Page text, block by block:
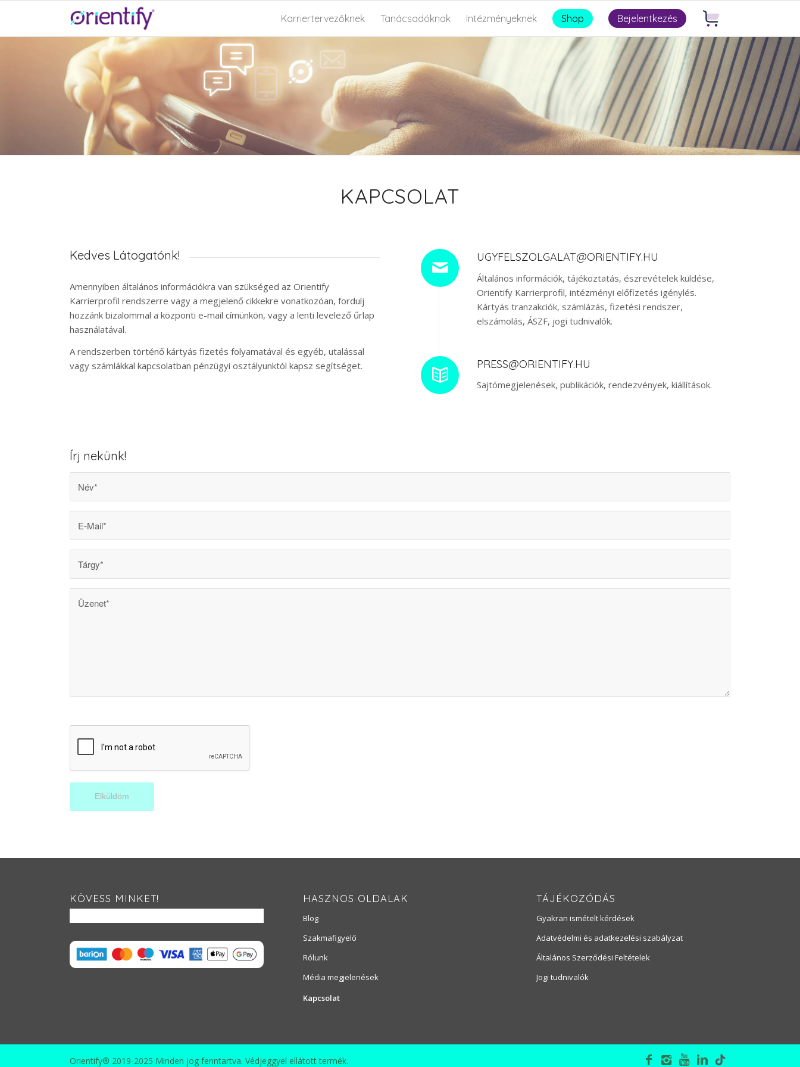
Karriertervezőknek Tanácsadóknak Intézményeknek Shop Bejelentkezés
KAPCSOLAT
Kedves Látogatónk!
Amennyiben általános információkra van szükséged az Orientify
Karrierprofil rendszerre vagy a megjelenő cikkekre vonatkozóan, fordulj
hozzánk bizalommal a központi e-mail címünkön, vagy a lenti levelező űrlap
használatával.
A rendszerben történő kártyás fizetés folyamatával és egyéb, utalással
vagy számlákkal kapcsolatban pénzügyi osztályunktól kapsz segítséget.
UGYFELSZOLGALAT@ORIENTIFY.HU
Általános információk, tájékoztatás, észrevételek küldése,
Orientify Karrierprofil, intézményi előfizetés igénylés.
Kártyás tranzakciók, számlázás, fizetési rendszer,
elszámolás, ÁSZF, jogi tudnivalók.
PRESS@ORIENTIFY.HU
Sajtómegjelenések, publikációk, rendezvények, kiállítások.
Írj nekünk!
KÖVESS MINKET! HASZNOS OLDALAK
Blog
Szakmafigyelő
Rólunk
Média megjelenések
Kapcsolat
TÁJÉKOZÓDÁS
Gyakran ismételt kérdések
Adatvédelmi és adatkezelési szabályzat
Általános Szerződési Feltételek
Jogi tudnivalók
Orientify® 2019-2025 Minden jog fenntartva. Védjeggyel ellátott termék.